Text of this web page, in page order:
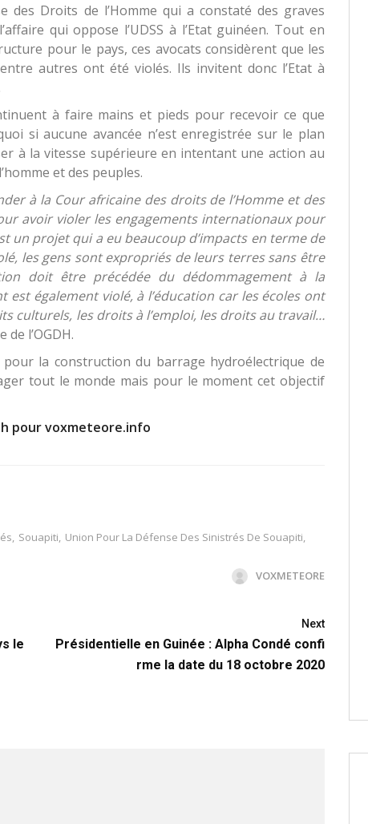
des Droits de l’Homme qui a constaté des graves
qui oppose l’UDSS à l’Etat guinéen. Tout en
pour le pays, ces avocats considèrent que les
autres ont été violés. Ils invitent donc l’Etat à
à faire mains et pieds pour recevoir ce que
si aucune avancée n’est enregistrée sur le plan
à la vitesse supérieure en intentant une action au
et des peuples.
à la Cour africaine des droits de l’Homme et des
avoir violer les engagements internationaux pour
un projet qui a eu beaucoup d’impacts en terme de
les gens sont expropriés de leurs terres sans être
doit être précédée du dédommagement à la
également violé, à l’éducation car les écoles ont
culturels, les droits à l’emploi, les droits au travail…
l’OGDH.
la construction du barrage hydroélectrique de
tout le monde mais pour le moment cet objectif
pour voxmeteore.info
, Souapiti, Union Pour La Défense Des Sinistrés De Souapiti,
VOXMETEORE
le
Next
Présidentielle en Guinée : Alpha Condé confi
rme la date du 18 octobre 2020